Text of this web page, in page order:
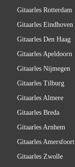
Gitaarles Rotterdam
Gitaarles Eindhoven
Gitaarles Den Haag
Gitaarles Apeldoorn
Gitaarles Nijmegen
Gitaarles Tilburg
Gitaarles Almere
Gitaarles Breda
Gitaarles Arnhem
Gitaarles Amersfoort
Gitaarles Zwolle